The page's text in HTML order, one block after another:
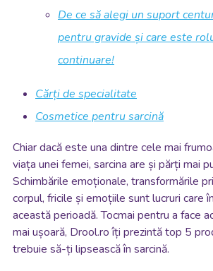
De ce să alegi un suport
pentru gravide și care este
continuare!
Cărți de specialitate
Cosmetice pentru sarcină
Chiar dacă este una dintre cele mai
viața unei femei, sarcina are și părți mai
Schimbările emoționale, transformările
corpul, fricile și emoțiile sunt lucruri care
această perioadă. Tocmai pentru a face
mai ușoară, Drool.ro îți prezintă top 5
trebuie să-ți lipsească în sarcină.